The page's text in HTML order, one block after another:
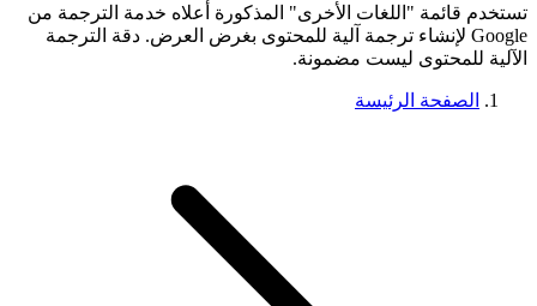
تستخدم قائمة "اللغات الأخرى" المذكورة أعلاه خدمة الترجمة من
Google لإنشاء ترجمة آلية للمحتوى بغرض العرض. دقة الترجمة
الآلية للمحتوى ليست مضمونة.
الصفحة الرئيسة